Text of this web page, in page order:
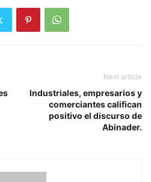
Next article
Industriales, empresarios y
comerciantes califican
positivo el discurso de
Abinader.